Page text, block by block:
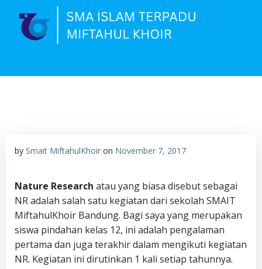
to
content
by Smait MiftahulKhoir on November 7, 2017
Nature Research atau yang biasa disebut sebagai
NR adalah salah satu kegiatan dari sekolah SMAIT
MiftahulKhoir Bandung. Bagi saya yang merupakan
siswa pindahan kelas 12, ini adalah pengalaman
pertama dan juga terakhir dalam mengikuti kegiatan
NR. Kegiatan ini dirutinkan 1 kali setiap tahunnya.